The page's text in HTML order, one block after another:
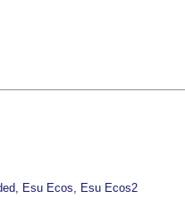
Esu Ecos, Esu Ecos2